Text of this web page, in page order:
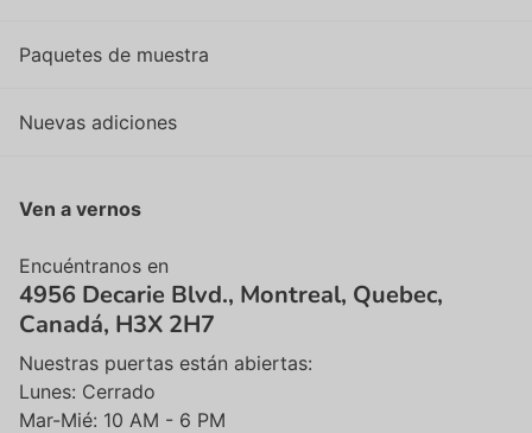
Paquetes de muestra
Nuevas adiciones
Ven a vernos
Encuéntranos en
4956 Decarie Blvd., Montreal, Quebec,
Canadá, H3X 2H7
Nuestras puertas están abiertas:
Lunes: Cerrado
Mar-Mié: 10 AM - 6 PM